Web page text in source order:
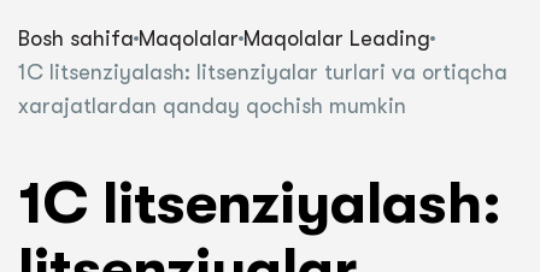
Bosh sahifa Maqolalar Maqolalar Leading
1C litsenziyalash: litsenziyalar turlari va ortiqcha
xarajatlardan qanday qochish mumkin
1C litsenziyalash: